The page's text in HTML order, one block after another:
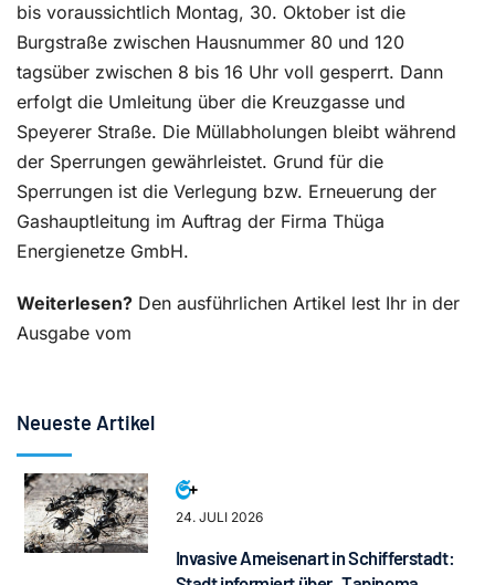
bis voraussichtlich Montag, 30. Oktober ist die
Burgstraße zwischen Hausnummer 80 und 120
tagsüber zwischen 8 bis 16 Uhr voll gesperrt. Dann
erfolgt die Umleitung über die Kreuzgasse und
Speyerer Straße. Die Müllabholungen bleibt während
der Sperrungen gewährleistet. Grund für die
Sperrungen ist die Verlegung bzw. Erneuerung der
Gashauptleitung im Auftrag der Firma Thüga
Energienetze GmbH.
Weiterlesen? Den ausführlichen Artikel lest Ihr in der
Ausgabe vom
Neueste Artikel
24. JULI 2026
Invasive Ameisenart in Schifferstadt: